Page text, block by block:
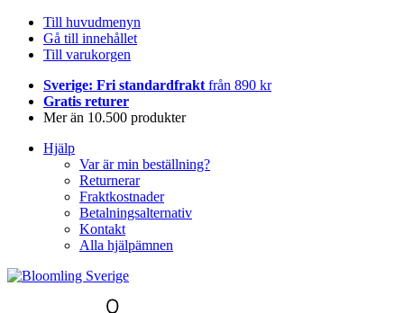
Till huvudmenyn
Gå till innehållet
Till varukorgen
Sverige: Fri standardfrakt från 890 kr
Gratis returer
Mer än 10.500 produkter
Hjälp
Var är min beställning?
Returnerar
Fraktkostnader
Betalningsalternativ
Kontakt
Alla hjälpämnen